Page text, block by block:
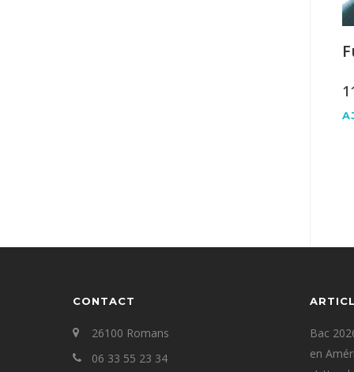
CONTACT
26100 Romans
06 33 55 23 34
Bac
en